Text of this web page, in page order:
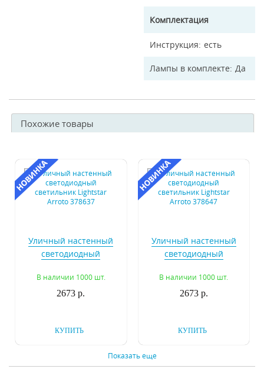
Комплектация
Инструкция есть
Лампы в комплекте Да
Похожие товары
Уличный настенный
светодиодный
Arroto 378637
В наличии 1000 шт.
2673 р.
КУПИТЬ
Уличный настенный
светодиодный
Arroto 378647
В наличии 1000 шт.
2673 р.
КУПИТЬ
Показать еще